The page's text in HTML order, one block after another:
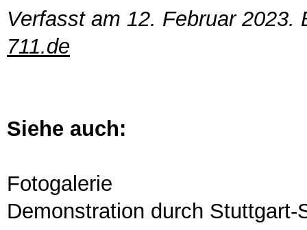
Verfasst am 12. Februar
711.de
Siehe auch:
Fotogalerie
Demonstration durch